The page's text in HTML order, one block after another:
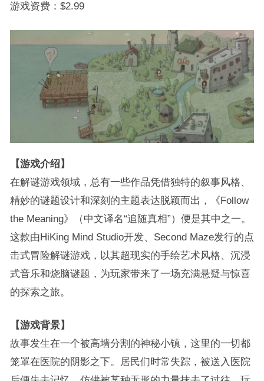
游戏资费：$2.99
【游戏介绍】
在解谜游戏领域，总有一些作品凭借独特的叙事风格、
精妙的谜题设计和深刻的主题表达脱颖而出，《Follow
the Meaning》（中文译名“追随真相”）便是其中之一。
这款由HiKing Mind Studio开发、Second Maze发行的点
击式冒险解谜游戏，以其超现实的手绘艺术风格、沉浸
式音乐和烧脑谜题，为玩家带来了一场充满悬疑与惊喜
的探索之旅。
【游戏背景】
故事发生在一个被高墙分割的神秘小镇，这里的一切都
笼罩在医院的阴影之下。居民们时常失踪，被送入医院